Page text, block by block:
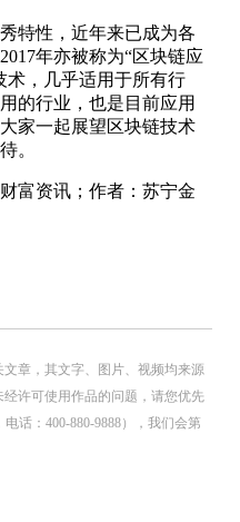
性，近年来已成为各
年亦被称为“区块链应
术，几乎适用于所有行
的行业，也是目前应用
家一起展望区块链技术
。
资讯；作者：苏宁金
章，其文字、图片、视频均来源
许可使用作品的问题，请您优先
电话：400-880-9888），我们会第